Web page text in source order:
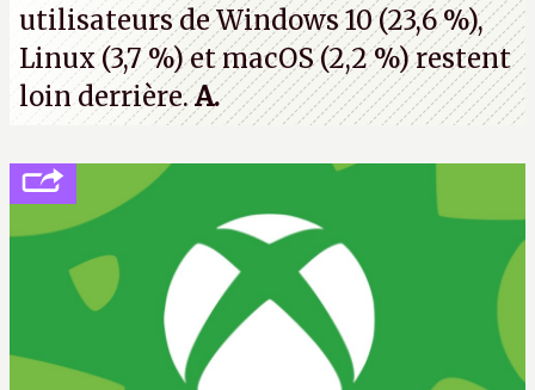
utilisateurs de Windows 10 (23,6 %),
Linux (3,7 %) et macOS (2,2 %) restent
loin derrière.A.